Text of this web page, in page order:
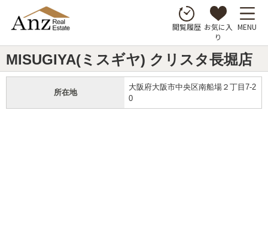
閲覧履歴 お気に入
り
MENU
MISUGIYA(ミスギヤ) クリスタ長堀店
所在地
大阪府大阪市中央区南船場２丁目7-2
0